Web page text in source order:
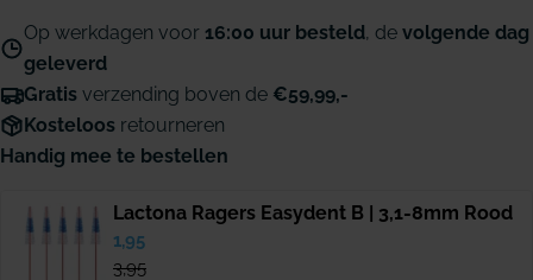
Op werkdagen voor 16:00 uur besteld, de volgende dag
geleverd
Gratis verzending boven de €59,99,-
Kosteloos retourneren
Handig mee te bestellen
Lactona Ragers Easydent B | 3,1-8mm Rood
Verkoopprijs
1,95
Normale
prijs
3,95